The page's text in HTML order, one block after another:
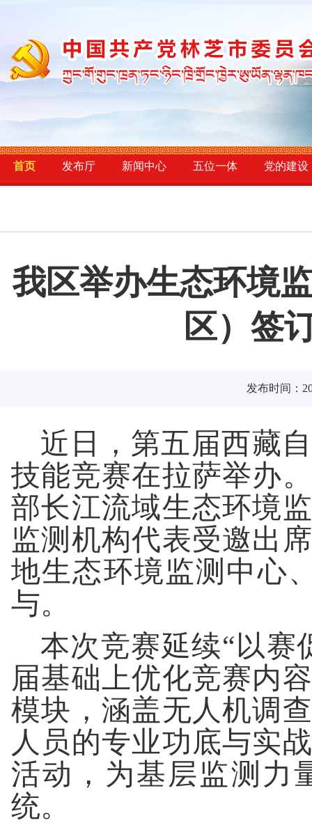
首页 发布厅 新闻中心 五位一体 党的建设
我区举办生态环境
区）签
发布时间：
近日，第五届西藏
技能竞赛在拉萨举办
部长江流域生态环境
监测机构代表受邀出
地生态环境监测中心
与。
本次竞赛延续“以赛
届基础上优化竞赛内
模块，涵盖无人机调
人员的专业功底与实
活动，为基层监测力
统。